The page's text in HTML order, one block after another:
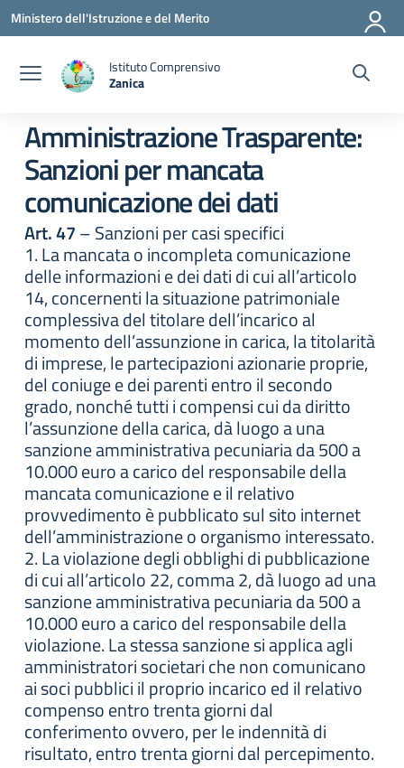
Vai ai contenuti
Vai al menu di navigazione
Vai al footer
Ministero dell'Istruzione e del Merito
Istituto Comprensivo
Zanica
Amministrazione Trasparente:
Sanzioni per mancata
comunicazione dei dati
Art. 47– Sanzioni per casi specifici
1. La mancata o incompleta comunicazione
delle informazioni e dei dati di cui all’articolo
14, concernenti la situazione patrimoniale
complessiva del titolare dell’incarico al
momento dell’assunzione in carica, la titolarità
di imprese, le partecipazioni azionarie proprie,
del coniuge e dei parenti entro il secondo
grado, nonché tutti i compensi cui da diritto
l’assunzione della carica, dà luogo a una
sanzione amministrativa pecuniaria da 500 a
10.000 euro a carico del responsabile della
mancata comunicazione e il relativo
provvedimento è pubblicato sul sito internet
dell’amministrazione o organismo interessato.
2. La violazione degli obblighi di pubblicazione
di cui all’articolo 22, comma 2, dà luogo ad una
sanzione amministrativa pecuniaria da 500 a
10.000 euro a carico del responsabile della
violazione. La stessa sanzione si applica agli
amministratori societari che non comunicano
ai soci pubblici il proprio incarico ed il relativo
compenso entro trenta giorni dal
conferimento ovvero, per le indennità di
risultato, entro trenta giorni dal percepimento.